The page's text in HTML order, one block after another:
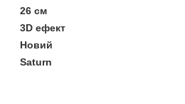
26 см
3D ефект
Новий
Saturn